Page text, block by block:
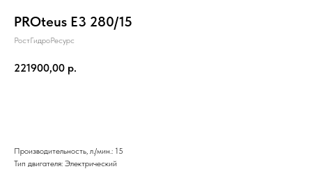
PROteus E3 280/15
РостГидроРесурс
221900,00 р.
Производительность, л./мин.: 15
Тип двигателя: Электрический